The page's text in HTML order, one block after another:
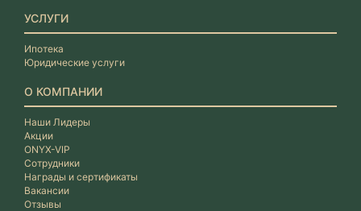
УСЛУГИ
Ипотека
Юридические услуги
О КОМПАНИИ
Наши Лидеры
Акции
ONYX-VIP
Сотрудники
Награды и сертификаты
Вакансии
Отзывы